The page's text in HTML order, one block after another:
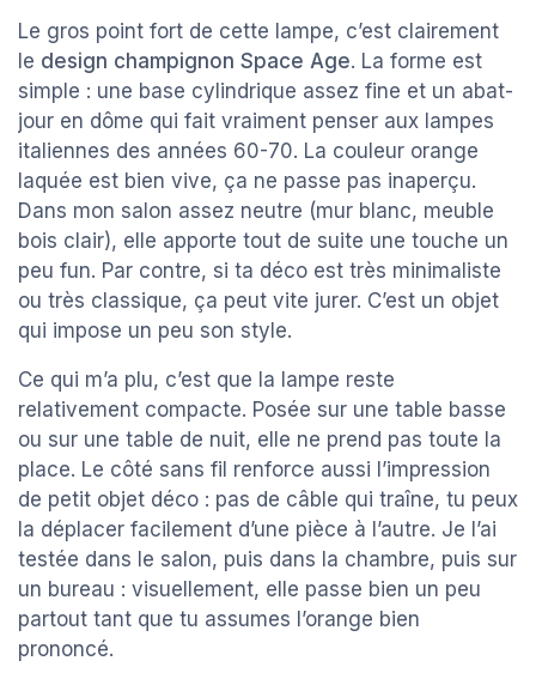
Le gros point fort de cette lampe, c’est clairement
le design champignon Space Age. La forme est
simple : une base cylindrique assez fine et un abat-
jour en dôme qui fait vraiment penser aux lampes
italiennes des années 60-70. La couleur orange
laquée est bien vive, ça ne passe pas inaperçu.
Dans mon salon assez neutre (mur blanc, meuble
bois clair), elle apporte tout de suite une touche un
peu fun. Par contre, si ta déco est très minimaliste
ou très classique, ça peut vite jurer. C’est un objet
qui impose un peu son style.
Ce qui m’a plu, c’est que la lampe reste
relativement compacte. Posée sur une table basse
ou sur une table de nuit, elle ne prend pas toute la
place. Le côté sans fil renforce aussi l’impression
de petit objet déco : pas de câble qui traîne, tu peux
la déplacer facilement d’une pièce à l’autre. Je l’ai
testée dans le salon, puis dans la chambre, puis sur
un bureau : visuellement, elle passe bien un peu
partout tant que tu assumes l’orange bien
prononcé.